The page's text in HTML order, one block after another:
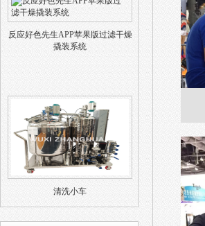
反应好色先生APP苹果版过滤干燥
撬装系统
清洗小车